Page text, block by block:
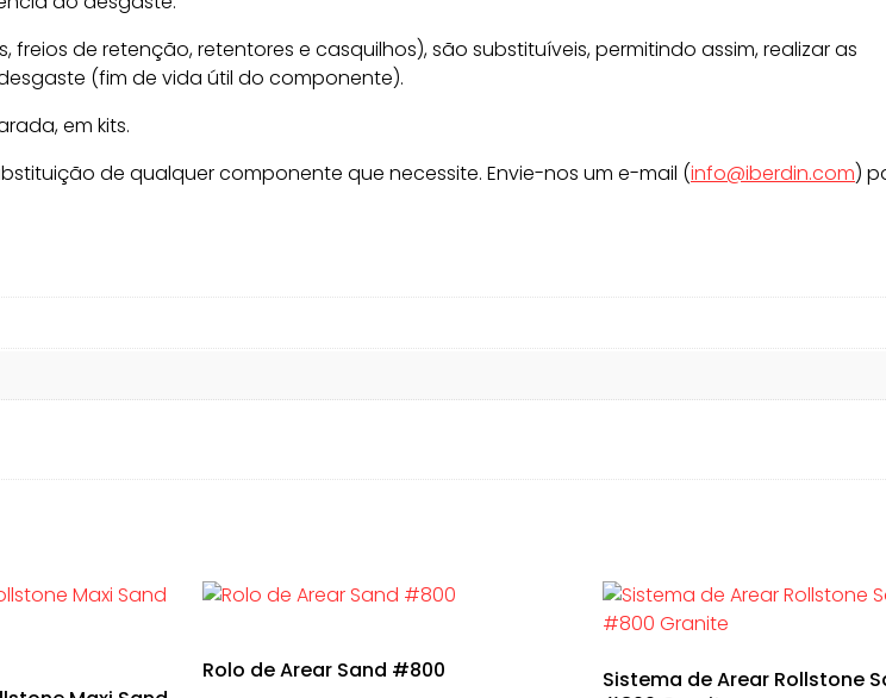
de retenção, retentores e casquilhos), são substituíveis, permitindo assim, realizar as
(fim de vida útil do componente).
em kits.
de qualquer componente que necessite. Envie-nos um e-mail (info@iberdin.com)
Rolo de Arear Sand #800
Sistema de Arear Rollstone